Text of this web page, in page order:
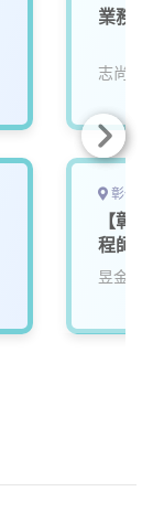
業務
志尚儀
彰化
【彰
程師
昱金生